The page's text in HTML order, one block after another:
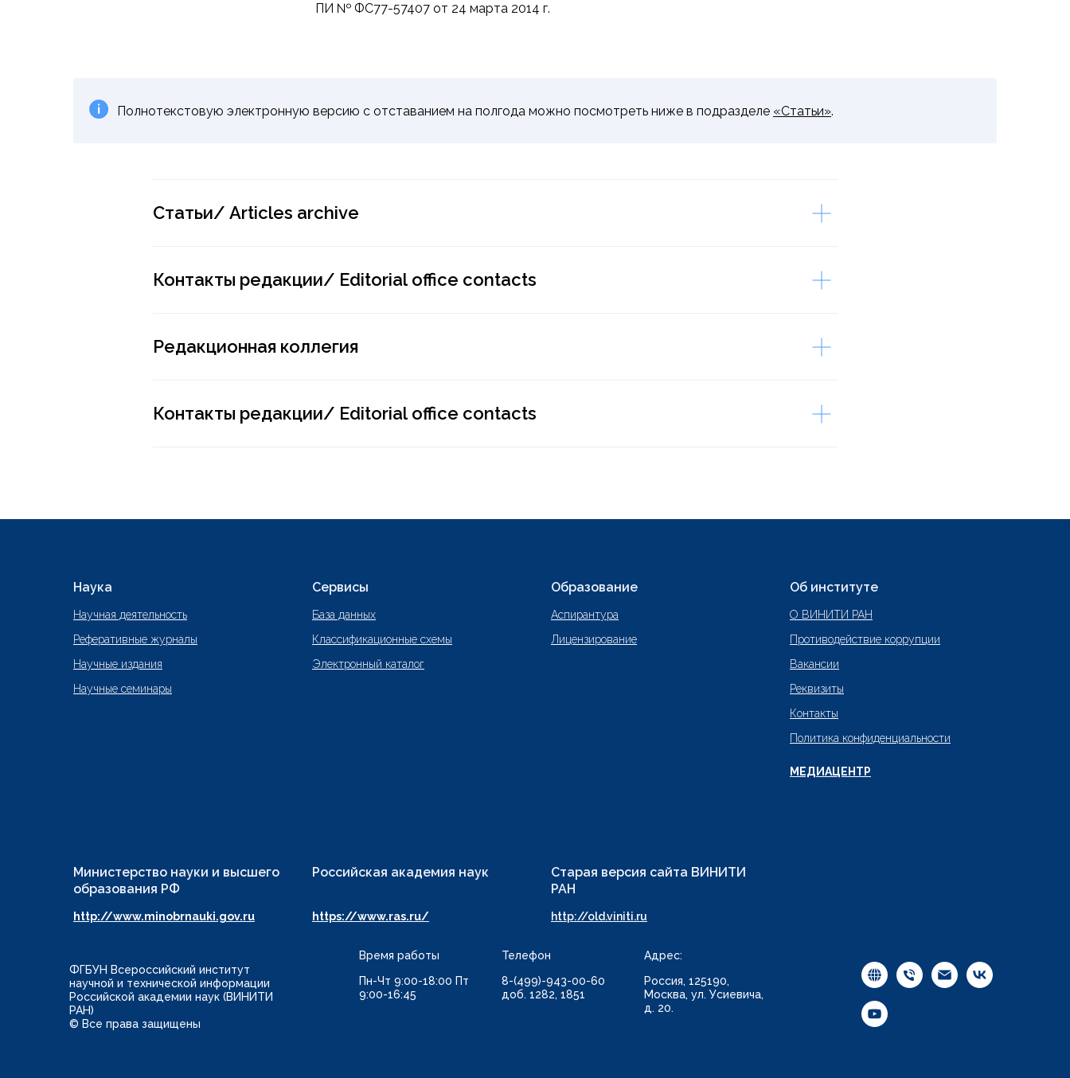
ПИ № ФС77-57407 от 24 марта 2014 г.
Полнотекстовую электронную версию с отставанием на полгода можно посмотреть ниже в подразделе «Статьи».
Статьи/ Articles archive
Контакты редакции/ Editorial office contacts
Редакционная коллегия
Контакты редакции/ Editorial office contacts
Наука
Научная деятельность
Реферативные журналы
Научные издания
Научные семинары
Сервисы
База данных
Классификационные схемы
Электронный каталог
Образование
Аспирантура
Лицензирование
Об институте
О ВИНИТИ РАН
Противодействие коррупции
Вакансии
Реквизиты
Контакты
Политика конфиденциальности
МЕДИАЦЕНТР
Министерство науки и высшего
образования РФ
http://www.minobrnauki.gov.ru
Российская академия наук
https://www.ras.ru/
Старая версия сайта ВИНИТИ
РАН
http://old.viniti.ru
ФГБУН Всероссийский институт
научной и технической информации
Российской академии наук (ВИНИТИ
РАН)
© Все права защищены
Время работы
Пн-Чт 9:00-18:00 Пт
9:00-16:45
Телефон
8-(499)-943-00-60
доб. 1282, 1851
Адрес:
Россия, 125190,
Москва, ул. Усиевича,
д. 20.